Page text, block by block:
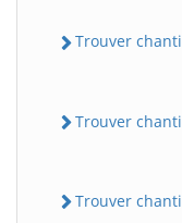
Trouver
Trouver
Trouver